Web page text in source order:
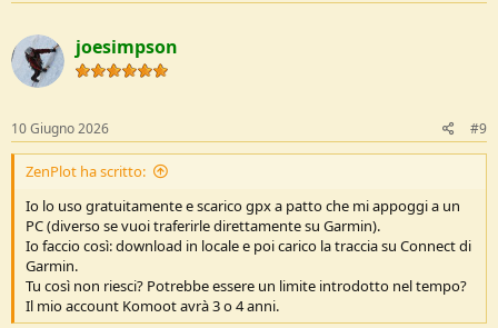
c
t
i
o
s
:
joesimpson
10 Giugno 2026 #9
ZenPlot ha scritto:
Io lo uso gratuitamente e scarico gpx a patto che mi appoggi a un
PC (diverso se vuoi traferirle direttamente su Garmin).
Io faccio così: download in locale e poi carico la traccia su Connect di
Garmin.
Tu così non riesci? Potrebbe essere un limite introdotto nel tempo?
Il mio account Komoot avrà 3 o 4 anni.